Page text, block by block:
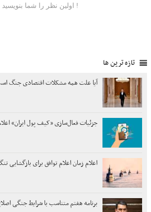
تازه ترین ها
آیا علت همه مشکلات اقتصادی جنگ
جزئیات فعال‌سازی «کیف پول ایران»
اعلام زمان اعلام توافق برای بازگشایی
برنامه هفتم متناسب با شرایط جنگی